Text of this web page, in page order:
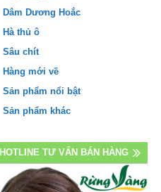
Dâm Dương Hoắc
Hà thủ ô
Sâu chít
Hàng mới về
Sản phẩm nổi bật
Sản phẩm khác
HOTLINE TƯ VẤN BÁN HÀNG